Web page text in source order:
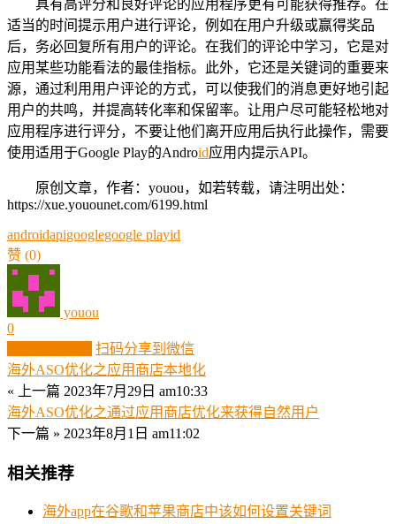
具有高评分和良好评论的应用程序更有可能获得推荐。在
适当的时间提示用户进行评论，例如在用户升级或赢得奖品
后，务必回复所有用户的评论。在我们的评论中学习，它是对
应用某些功能看法的最佳指标。此外，它还是关键词的重要来
源，通过利用用户评论的方式，可以使我们的消息更好地引起
用户的共鸣，并提高转化率和保留率。让用户尽可能轻松地对
应用程序进行评分，不要让他们离开应用后执行此操作，需要
使用适用于Google Play的Android应用内提示API。
原创文章，作者：youou，如若转载，请注明出处：
https://xue.youounet.com/6199.html
androidapigooglegoogle playid
赞 (0)
youou
0
扫码分享到微信
海外ASO优化之应用商店本地化
« 上一篇 2023年7月29日 am10:33
海外ASO优化之通过应用商店优化来获得自然用户
下一篇 » 2023年8月1日 am11:02
相关推荐
海外app在谷歌和苹果商店中该如何设置关键词